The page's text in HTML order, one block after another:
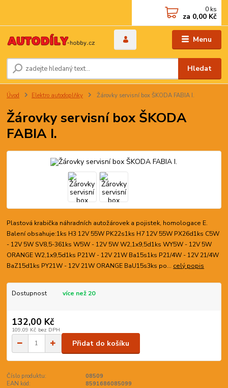
Menu
Hledat
0 ks
za 0,00 Kč
Úvod Elektro autodoplňky Žárovky servisní box ŠKODA FABIA I.
Žárovky servisní box ŠKODA
FABIA I.
Plastová krabička náhradních autožárovek a pojistek, homologace E.
Balení obsahuje:1ks H3 12V 55W PK22s1ks H7 12V 55W PX26d1ks C5W
- 12V 5W SV8,5-361ks W5W - 12V 5W W2,1x9,5d1ks WY5W - 12V 5W
ORANGE W2,1x9,5d1ks P21W - 12V 21W Ba15s1ks P21/4W - 12V 21/4W
BaZ15d1ks PY21W - 12V 21W ORANGE BaU15s3ks po... celý popis
Dostupnost více než 20
132,00 Kč
109,09 Kč bez DPH
Přidat do košíku
Číslo produktu:
08509
EAN kód:
8591686085099